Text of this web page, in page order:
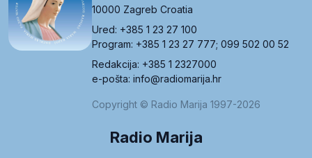
10000 Zagreb Croatia
Ured: +385 1 23 27 100
Program: +385 1 23 27 777; 099 502 00 52
Redakcija: +385 1 2327000
e-pošta: info@radiomarija.hr
Copyright © Radio Marija 1997-2026
Radio Marija